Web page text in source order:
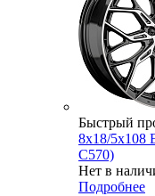
Быстрый
8x18/5x108
C570)
Нет в
Подробнее